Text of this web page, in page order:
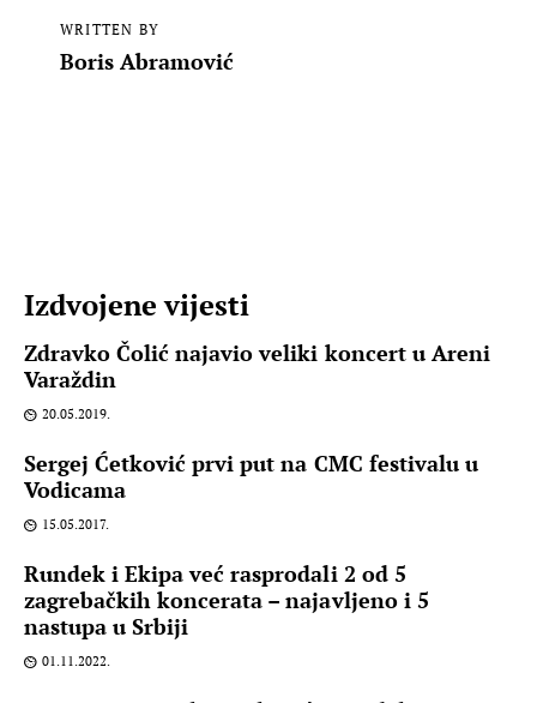
WRITTEN BY
Boris Abramović
Izdvojene vijesti
Zdravko Čolić najavio veliki koncert u Areni
Varaždin
20.05.2019.
Sergej Ćetković prvi put na CMC festivalu u
Vodicama
15.05.2017.
Rundek i Ekipa već rasprodali 2 od 5
zagrebačkih koncerata – najavljeno i 5
nastupa u Srbiji
01.11.2022.